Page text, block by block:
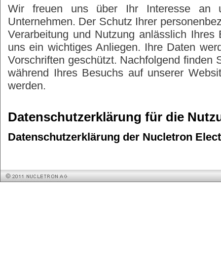
Wir freuen uns über Ihr Interesse an
Unternehmen. Der Schutz Ihrer
Verarbeitung und Nutzung anlässlich
uns ein wichtiges Anliegen. Ihre Daten
Vorschriften geschützt. Nachfolgend finden
während Ihres Besuchs auf unserer
werden.
Datenschutzerklärung für die
Datenschutzerklärung der Nucletron